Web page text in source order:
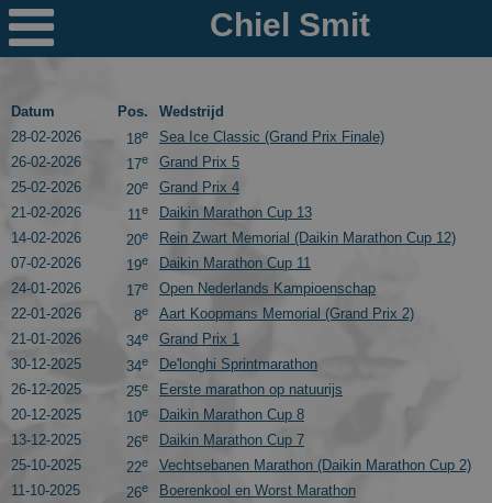

Nieuws
Ploegen
PR's
Schaatspeloton.nl
Datum Pos.
Wedstrijd
28-02-2026
18e
Sea Ice Classic (Grand Prix Finale)
26-02-2026
17e
Grand Prix 5
25-02-2026
20e
Grand Prix 4
21-02-2026
11e
Daikin Marathon Cup 13
14-02-2026
20e
Rein Zwart Memorial (Daikin Marathon Cup 12)
07-02-2026
19e
Daikin Marathon Cup 11
24-01-2026
17e
Open Nederlands Kampioenschap
22-01-2026
8e
Aart Koopmans Memorial (Grand Prix 2)
21-01-2026
34e
Grand Prix 1
30-12-2025
34e
De'longhi Sprintmarathon
26-12-2025
25e
Eerste marathon op natuurijs
20-12-2025
10e
Daikin Marathon Cup 8
13-12-2025
26e
Daikin Marathon Cup 7
25-10-2025
22e
Vechtsebanen Marathon (Daikin Marathon Cup 2)
11-10-2025
26e
Boerenkool en Worst Marathon